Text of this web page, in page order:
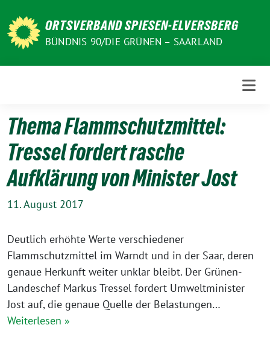
zum
Inhalt
ORTSVERBAND SPIESEN-ELVERSBERG
BÜNDNIS 90/DIE GRÜNEN – SAARLAND
Thema Flammschutzmittel:
Tressel fordert rasche
Aufklärung von Minister Jost
11. August 2017
Deutlich erhöhte Werte verschiedener
Flammschutzmittel im Warndt und in der Saar, deren
genaue Herkunft weiter unklar bleibt. Der Grünen-
Landeschef Markus Tressel fordert Umweltminister
Jost auf, die genaue Quelle der Belastungen…
Weiterlesen »